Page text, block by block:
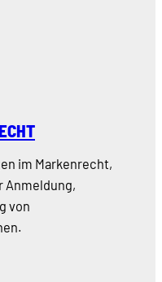
im Markenrecht,
Anmeldung,
von